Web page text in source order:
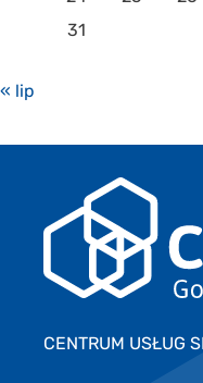
31
« lip
CENTRUM USŁUG